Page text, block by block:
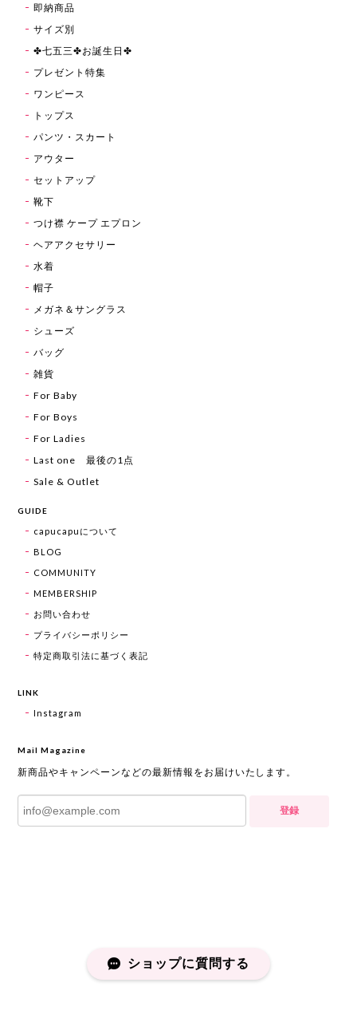
即納商品
サイズ別
✤七五三✤お誕生日✤
プレゼント特集
ワンピース
トップス
パンツ・スカート
アウター
セットアップ
靴下
つけ襟 ケープ エプロン
ヘアアクセサリー
水着
帽子
メガネ＆サングラス
シューズ
バッグ
雑貨
For Baby
For Boys
For Ladies
Last one 最後の1点
Sale & Outlet
GUIDE
capucapuについて
BLOG
COMMUNITY
MEMBERSHIP
お問い合わせ
プライバシーポリシー
特定商取引法に基づく表記
LINK
Instagram
Mail Magazine
新商品やキャンペーンなどの最新情報をお届けいたします。
登録
ショップに質問する